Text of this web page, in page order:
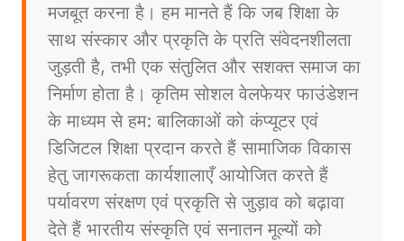
मजबूत करना है। हम मानते हैं कि जब शिक्षा के
साथ संस्कार और प्रकृति के प्रति संवेदनशीलता
जुड़ती है, तभी एक संतुलित और सशक्त समाज का
निर्माण होता है। कृतिम सोशल वेलफेयर फाउंडेशन
के माध्यम से हम: बालिकाओं को कंप्यूटर एवं
डिजिटल शिक्षा प्रदान करते हैं सामाजिक विकास
हेतु जागरूकता कार्यशालाएँ आयोजित करते हैं
पर्यावरण संरक्षण एवं प्रकृति से जुड़ाव को बढ़ावा
देते हैं भारतीय संस्कृति एवं सनातन मूल्यों को